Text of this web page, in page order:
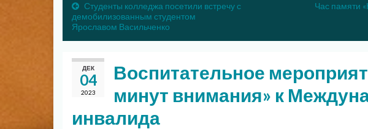
Студенты колледжа посетили встречу с
демобилизованным студентом
Ярославом Васильченко
Час памяти
ДЕК
04
2023
Воспитательное
минут внимания» к
инвалида